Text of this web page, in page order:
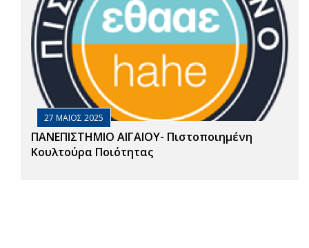
27 ΜΑΙΟΣ 2025
ΠΑΝΕΠΙΣΤΗΜΙΟ ΑΙΓΑΙΟΥ- Πιστοποιημένη
Κουλτούρα Ποιότητας